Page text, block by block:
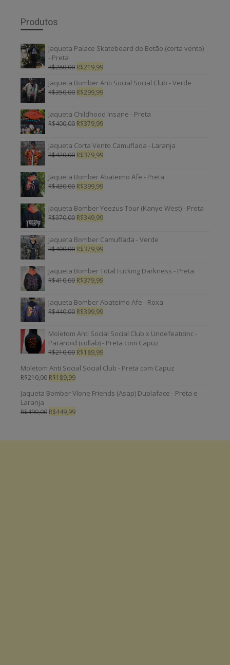
Produtos
Jaqueta Palace Skateboard de Botão (corta vento)
- Preta
R$280,00 R$219,99
Jaqueta Bomber Anti Social Social Club - Verde
R$350,00 R$299,99
Jaqueta Childhood Insane - Preta
R$400,00 R$379,99
Jaqueta Corta Vento Camuflada - Laranja
R$420,00 R$379,99
Jaqueta Bomber Abateimo Afe - Preta
R$430,00 R$399,99
Jaqueta Bomber Yeezus Tour (Kanye West) - Preta
R$370,00 R$349,99
Jaqueta Bomber Camuflada - Verde
R$400,00 R$379,99
Jaqueta Bomber Total Fucking Darkness - Preta
R$410,00 R$379,99
Jaqueta Bomber Abateimo Afe - Roxa
R$440,00 R$399,99
Moletom Anti Social Social Club x Undefeatdinc -
Paranoid (collab) - Preta com Capuz
R$210,00 R$189,99
Moletom Anti Social Social Club - Preta com Capuz
R$210,00 R$189,99
Jaqueta Bomber Vlone Friends (Asap) Duplaface - Preta e
Laranja
R$490,00 R$449,99